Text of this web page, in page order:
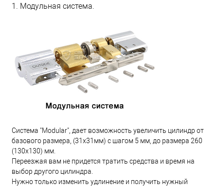
1. Модульная система.
Система "Modular", дает возможность увеличить цилиндр от
базового размера, (31х31мм) с шагом 5 мм, до размера 260
(130х130) мм.
Переезжая вам не придется тратить средства и время на
выбор другого цилиндра.
Нужно только изменить удлинение и получить нужный